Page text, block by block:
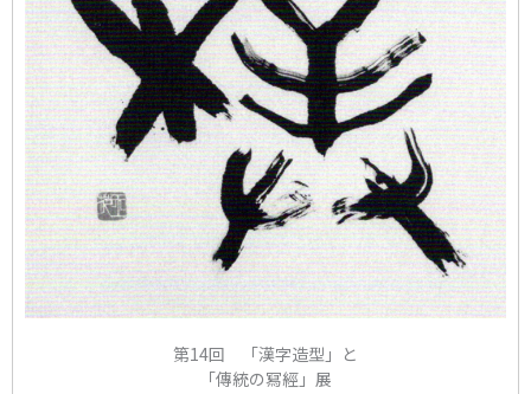
第14回 「漢字造型」と
「傳統の冩經」展